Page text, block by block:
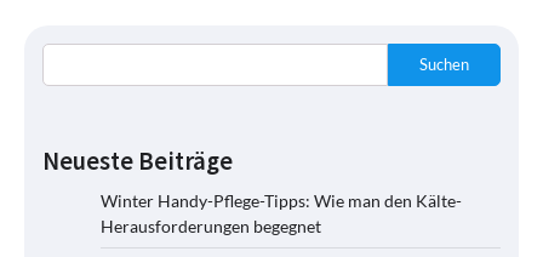
Suchen
Neueste Beiträge
Winter Handy-Pflege-Tipps: Wie man den Kälte-
Herausforderungen begegnet